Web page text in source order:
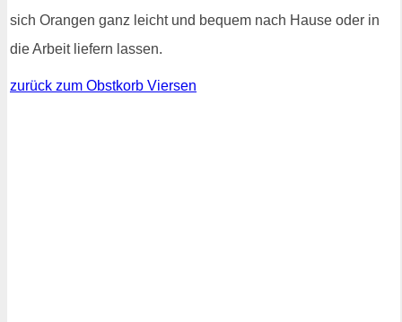
sich Orangen ganz leicht und bequem nach Hause oder in
die Arbeit liefern lassen.
zurück zum Obstkorb Viersen